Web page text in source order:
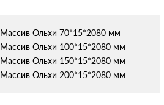
Массив Ольхи 70*15*2080 мм
Массив Ольхи 100*15*2080 мм
Массив Ольхи 150*15*2080 мм
Массив Ольхи 200*15*2080 мм